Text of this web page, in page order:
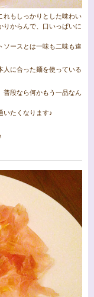
れもしっかりとした味わい
りからんで、口いっぱいに
ソースとは一味も二味も違
人に合った麺を使っている
普段なら何かもう一品なん
いたくなります♪